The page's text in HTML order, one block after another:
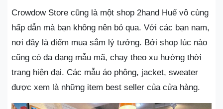
Crowdow Store cũng là một shop 2hand Huế vô cùng
hấp dẫn mà bạn không nên bỏ qua. Với các bạn nam,
nơi đây là điểm mua sắm lý tưởng. Bởi shop lúc nào
cũng có đa dạng mẫu mã, chạy theo xu hướng thời
trang hiện đại. Các mẫu áo phông, jacket, sweater
được xem là những item best seller của cửa hàng.